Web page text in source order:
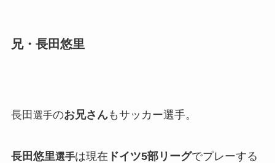
兄・長田悠里
長田 選手のお兄さんもサッカー選手。
長田悠里選手は現在 ドイツ5部リーグでプレーする